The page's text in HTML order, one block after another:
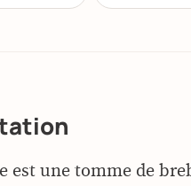
est une tomme de